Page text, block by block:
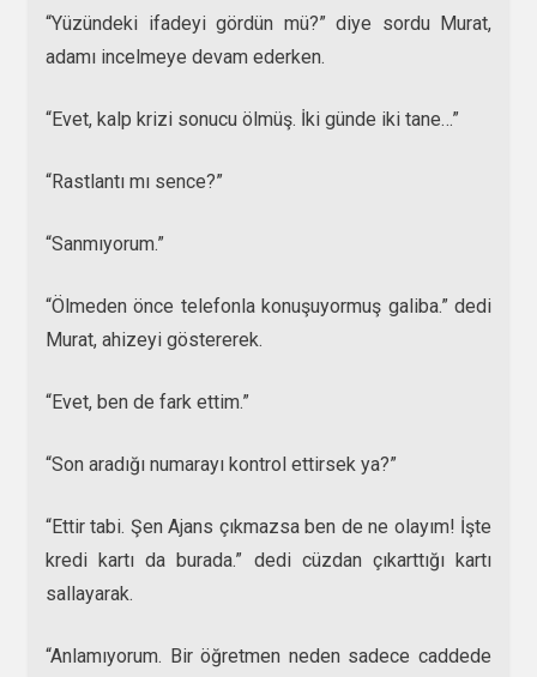
“Yüzündeki ifadeyi gördün mü?” diye sordu Murat,
adamı incelmeye devam ederken.
“Evet, kalp krizi sonucu ölmüş. İki günde iki tane…”
“Rastlantı mı sence?”
“Sanmıyorum.”
“Ölmeden önce telefonla konuşuyormuş galiba.” dedi
Murat, ahizeyi göstererek.
“Evet, ben de fark ettim.”
“Son aradığı numarayı kontrol ettirsek ya?”
“Ettir tabi. Şen Ajans çıkmazsa ben de ne olayım! İşte
kredi kartı da burada.” dedi cüzdan çıkarttığı kartı
sallayarak.
“Anlamıyorum. Bir öğretmen neden sadece caddede